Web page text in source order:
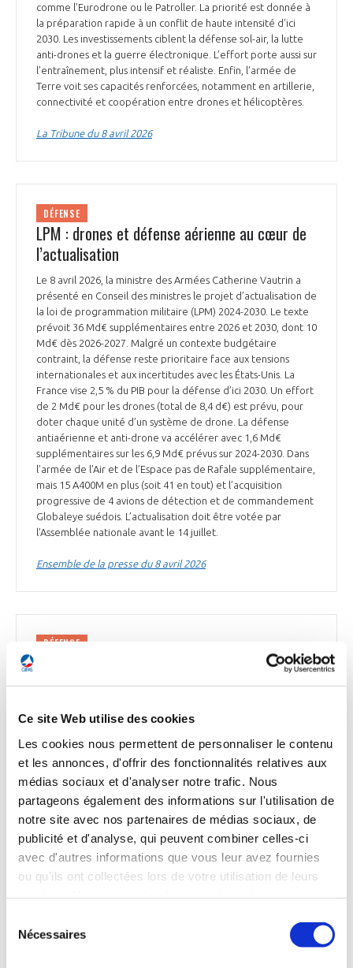
Ce site Web utilise des cookies
Les cookies nous permettent de personnaliser le contenu
et les annonces, d'offrir des fonctionnalités relatives aux
médias sociaux et d'analyser notre trafic. Nous
partageons également des informations sur l'utilisation de
notre site avec nos partenaires de médias sociaux, de
publicité et d'analyse, qui peuvent combiner celles-ci
avec d'autres informations que vous leur avez fournies
ou qu'ils ont collectées lors de votre utilisation de leurs
Nécessaires
comme l’Eurodrone ou le Patroller. La priorité est donnée à
la préparation rapide à un conflit de haute intensité d’ici
2030. Les investissements ciblent la défense sol-air, la lutte
anti-drones et la guerre électronique. L’effort porte aussi sur
l’entraînement, plus intensif et réaliste. Enfin, l’armée de
Terre voit ses capacités renforcées, notamment en artillerie,
connectivité et coopération entre drones et hélicoptères.
La Tribune du 8 avril 2026
DÉFENSE
LPM : drones et défense aérienne au cœur de
l’actualisation
Le 8 avril 2026, la ministre des Armées Catherine Vautrin a
présenté en Conseil des ministres le projet d’actualisation de
la loi de programmation militaire (LPM) 2024-2030. Le texte
prévoit 36 Md€ supplémentaires entre 2026 et 2030, dont 10
Md€ dès 2026-2027. Malgré un contexte budgétaire
contraint, la défense reste prioritaire face aux tensions
internationales et aux incertitudes avec les États-Unis. La
France vise 2,5 % du PIB pour la défense d’ici 2030. Un effort
de 2 Md€ pour les drones (total de 8,4 d€) est prévu, pour
doter chaque unité d’un système de drone. La défense
antiaérienne et anti-drone va accélérer avec 1,6 Md€
supplémentaires sur les 6,9 Md€ prévus sur 2024-2030. Dans
l’armée de l’Air et de l’Espace pas de Rafale supplémentaire,
mais 15 A400M en plus (soit 41 en tout) et l’acquisition
progressive de 4 avions de détection et de commandement
Globaleye suédois. L’actualisation doit être votée par
l’Assemblée nationale avant le 14 juillet.
Ensemble de la presse du 8 avril 2026
DÉFENSE
La France va investir massivement pour
augmenter son stock de drones
d’intensifier massivement ses investissements dans les
drones, avec 8,5 Md€ supplémentaires entre 2026 et 2030,
en plus des 16 Md€ déjà prévus. L’objectif est d’augmenter
haute intensité. Les dépenses de défense atteindront 76
Md€ en 2030. Inspirée par les guerres récentes, cette
stratégie mise sur des équipements capables de frapper à
distance. Des industriels comme MBDA*, Renault et Airbus*
sont mobilisés.
La Nouvelle Tribune du 8 avril 2026